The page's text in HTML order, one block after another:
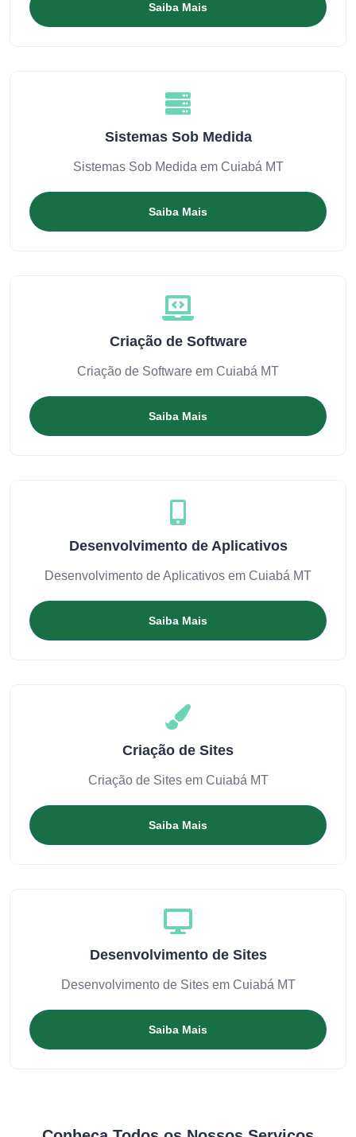
Saiba Mais
Sistemas Sob Medida
Sistemas Sob Medida em Cuiabá MT
Saiba Mais
Criação de Software
Criação de Software em Cuiabá MT
Saiba Mais
Desenvolvimento de Aplicativos
Desenvolvimento de Aplicativos em Cuiabá MT
Saiba Mais
Criação de Sites
Criação de Sites em Cuiabá MT
Saiba Mais
Desenvolvimento de Sites
Desenvolvimento de Sites em Cuiabá MT
Saiba Mais